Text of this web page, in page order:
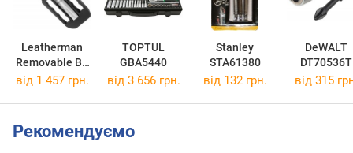
Leatherman
Removable Bit
Driver 931012
TOPTUL
GBA5440
Stanley
STA61380
DeWALT
DT70536T
від 1 457 грн. від 3 656 грн. від 132 грн. від 315
Рекомендуємо